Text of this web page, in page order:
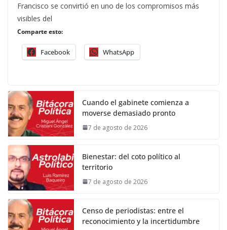
Francisco se convirtió en uno de los compromisos más
visibles del
Comparte esto:
Facebook WhatsApp
Cuando el gabinete comienza a
moverse demasiado pronto
7 de agosto de 2026
Bienestar: del coto político al
territorio
7 de agosto de 2026
Censo de periodistas: entre el
reconocimiento y la incertidumbre